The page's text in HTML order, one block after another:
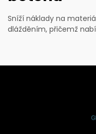
Sníží náklady na
dlážděním, přičemž